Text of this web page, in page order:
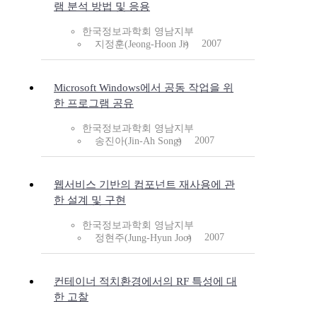
램 분석 방법 및 응용
한국정보과학회 영남지부
지정훈(Jeong-Hoon Ji)
2007
Microsoft Windows에서 공동 작업을 위
한 프로그램 공유
한국정보과학회 영남지부
송진아(Jin-Ah Song)
2007
웹서비스 기반의 컴포넌트 재사용에 관
한 설계 및 구현
한국정보과학회 영남지부
정현주(Jung-Hyun Joo)
2007
컨테이너 적치환경에서의 RF 특성에 대
한 고찰